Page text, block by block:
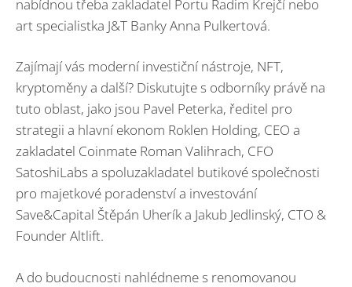
nabídnou třeba zakladatel Portu Radim Krejčí nebo
art specialistka J&T Banky Anna Pulkertová.
Zajímají vás moderní investiční nástroje, NFT,
kryptoměny a další? Diskutujte s odborníky právě na
tuto oblast, jako jsou Pavel Peterka, ředitel pro
strategii a hlavní ekonom Roklen Holding, CEO a
zakladatel Coinmate Roman Valihrach, CFO
SatoshiLabs a spoluzakladatel butikové společnosti
pro majetkové poradenství a investování
Save&Capital Štěpán Uherík a Jakub Jedlinský, CTO &
Founder Altlift.
A do budoucnosti nahlédneme s renomovanou